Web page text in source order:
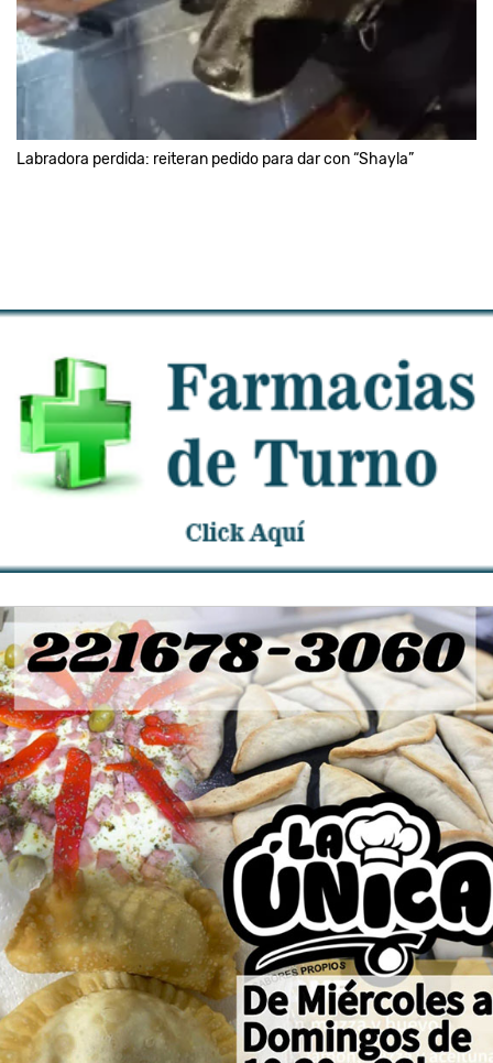
Labradora perdida: reiteran pedido para dar con “Shayla”